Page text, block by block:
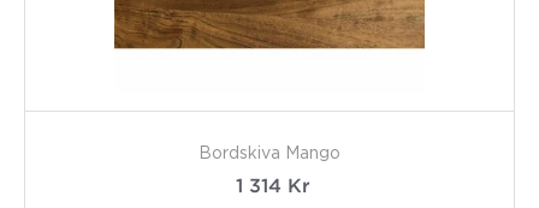
Bordskiva Mango
1 314 Kr